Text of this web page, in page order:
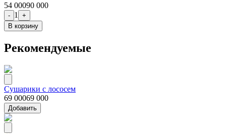
54 00090 000
- 1
+
В корзину
Рекомендуемые
Сушарики с лососем
69 00069 000
Добавить